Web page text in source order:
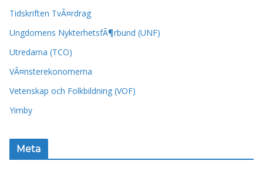
Tidskriften TvÃ¤rdrag
Ungdomens NykterhetsfÃ¶rbund (UNF)
Utredarna (TCO)
VÃ¤nsterekonomerna
Vetenskap och Folkbildning (VOF)
Yimby
Meta